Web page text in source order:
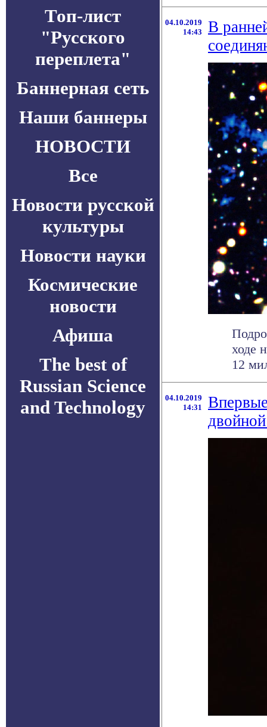
Топ-лист
"Русского
переплета"
Баннерная сеть
Наши баннеры
НОВОСТИ
Все
Новости русской
культуры
Новости науки
Космические
новости
Афиша
The best of
Russian Science
and Technology
04.10.2019
14:43
В
ходе
12
04.10.2019
14:31